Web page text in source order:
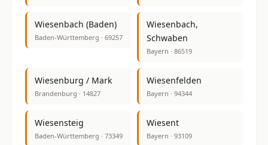
Wiesenbach (Baden)
Baden-Württemberg · 69257
Wiesenbach,
Schwaben
Bayern · 86519
Wiesenburg / Mark
Brandenburg · 14827
Wiesenfelden
Bayern · 94344
Wiesensteig
Baden-Württemberg · 73349
Wiesent
Bayern · 93109